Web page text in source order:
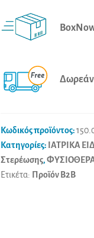
ποσότητα
Δωρεάν
Κωδικός προϊόντος:
Κατηγορίες: ΙΑΤΡΙΚΑ
Στερέωσης,
Ετικέτα: Προϊόν B2B